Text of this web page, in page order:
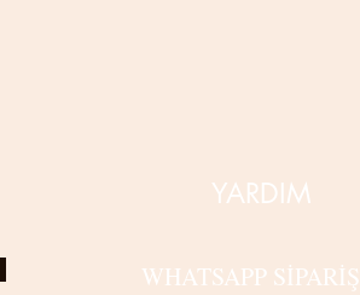
YARDIM
WHATSAPP SİPARİŞ